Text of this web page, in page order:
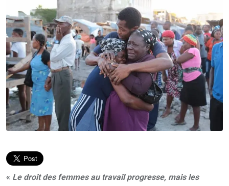
« Le droit des femmes au travail progresse, mais les